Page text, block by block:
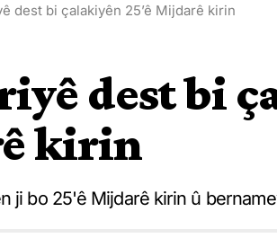
dest bi çalakiyên 25’ê Mijdarê kirin
dest bi
kirin
ji bo 25'ê Mijdarê kirin û